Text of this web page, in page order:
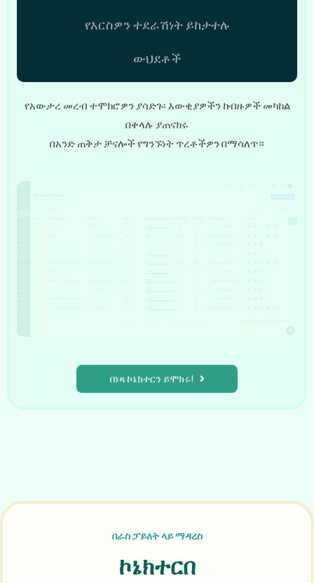
የእርስዎን ተደራሽነት ይከታተሉ
ውህደቶች
የአውታረ መረብ ተሞክሮዎን ያሳድጉ፡ እውቂያዎችን ከብዙዎች መካከል
በቀላሉ ያጠናክሩ
በአንድ ጠቅታ ቻናሎች የግንኙነት ጥረቶችዎን በማሳለጥ።
በነጻ ኮኔክተርን ይሞክሩ!
በራስ ፓይለት ላይ ማዳረስ
ኮኔክተርበ